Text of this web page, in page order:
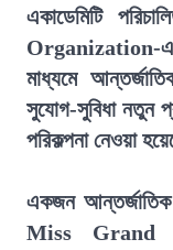
একাডেমিটি
Organization-
মাধ্যমে
সুযোগ-সুবিধা নতুন
পরিকল্পনা নেওয়া
একজন আন্তর্জাতিক
Miss Grand